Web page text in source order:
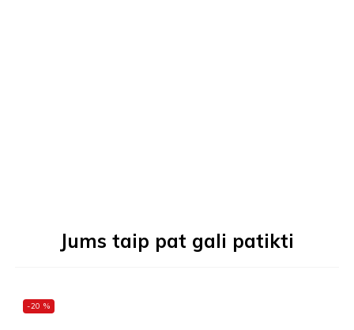
Jums taip pat gali patikti
-20 %